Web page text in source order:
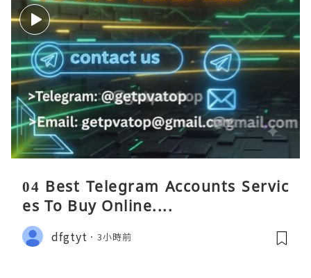
04 Best Telegram Accounts Servic
es To Buy Online....
dfgtyt 3小時前